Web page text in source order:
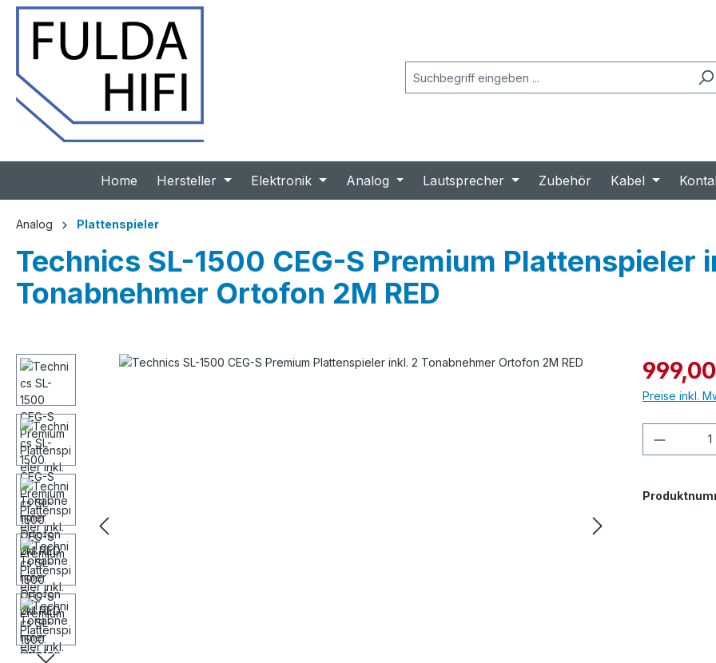
Home Hersteller Elektronik Analog Lautsprecher Zubehör Kabel
Analog Plattenspieler
Technics SL-1500 CEG-S Premium Plattenspieler
Tonabnehmer Ortofon 2M RED
Bildergalerie überspringen Verkaufspreis:
Preise inkl.